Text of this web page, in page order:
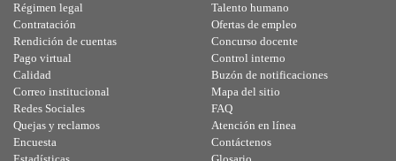
Régimen legal
Contratación
Rendición de cuentas
Pago virtual
Calidad
Talento humano
Ofertas de empleo
Concurso docente
Control interno
Buzón de notificaciones
Correo institucional
Redes Sociales
Quejas y reclamos
Encuesta
Mapa del sitio
FAQ
Atención en línea
Contáctenos